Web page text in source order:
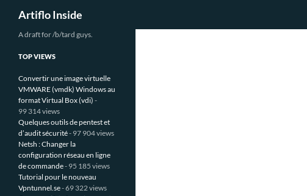
Aller
Artiflo Inside
A draft for /b/tard guys.
TOP VIEWS
Convertir une image virtuelle
VMWARE (vmdk) Windows au
format Virtual Box (vdi) -
99 314 views
Quelques outils de pentest et
d’audit sécurité- 97 904 views
Netsh : Changer la
configuration réseau en ligne
de commande- 95 185 views
Tutorial pour le nouveau
Vpntunnel.se- 69 322 views